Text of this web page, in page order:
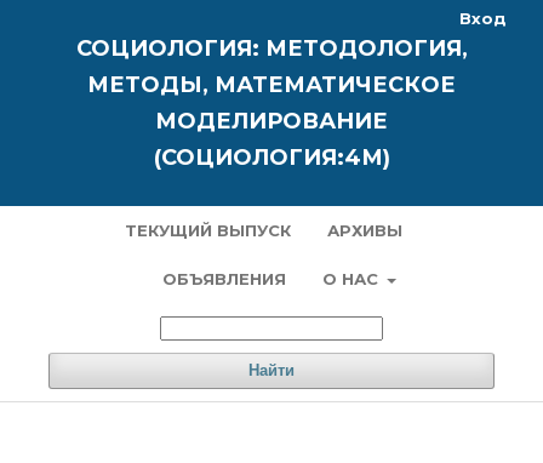
СОЦИОЛОГИЯ: МЕТОДОЛОГИЯ,
МЕТОДЫ, МАТЕМАТИЧЕСКОЕ
МОДЕЛИРОВАНИЕ
(СОЦИОЛОГИЯ:4М)
ТЕКУЩИЙ ВЫПУСК АРХИВЫ
ОБЪЯВЛЕНИЯ О НАС
Найти
Вход